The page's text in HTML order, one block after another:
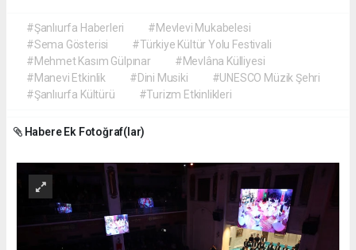
#Şanlıurfa Haberleri
#Mevlevi Mukabelesi
#Sema Gösterisi
#Türkiye Kültür Yolu Festivali
#Mehmet Kasım Gülpınar
#Mevlâna Külliyesi
#Manevi Etkinlik
#Dini Musiki
#UNESCO Müzik Şehri
#Şanlıurfa Kültürü
#Turizm Etkinlikleri
Habere Ek Fotoğraf(lar)